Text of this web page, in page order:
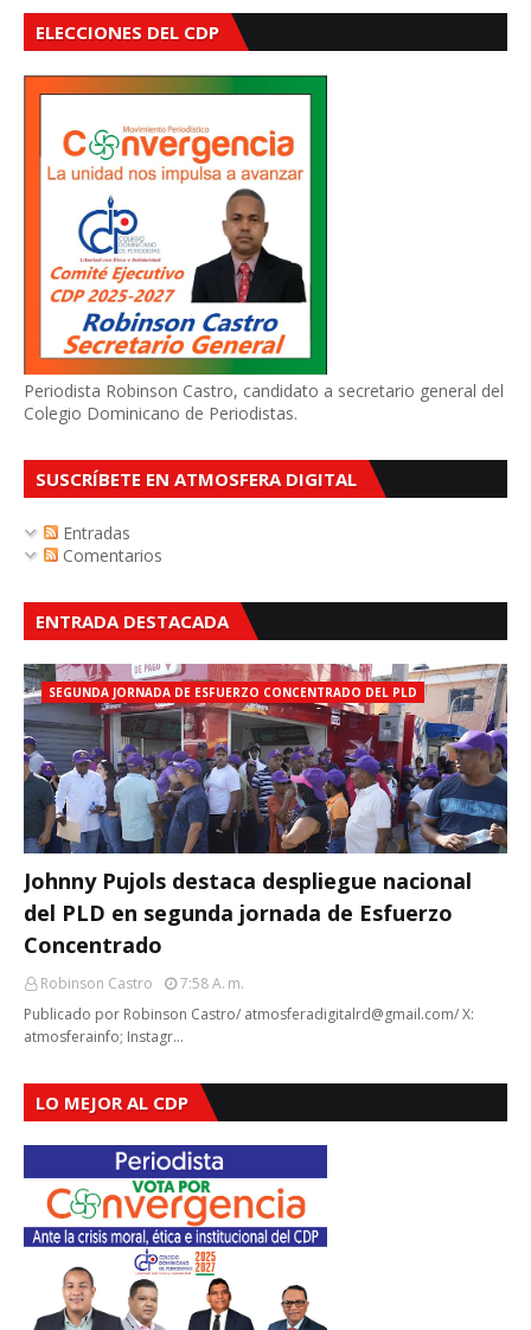
ELECCIONES DEL CDP
Periodista Robinson Castro, candidato a secretario general del
Colegio Dominicano de Periodistas.
SUSCRÍBETE EN ATMOSFERA DIGITAL
Entradas
Comentarios
ENTRADA DESTACADA
SEGUNDA JORNADA DE ESFUERZO CONCENTRADO DEL PLD
Johnny Pujols destaca despliegue nacional
del PLD en segunda jornada de Esfuerzo
Concentrado
Robinson Castro
7:58 A. M.
Publicado por Robinson Castro/ atmosferadigitalrd@gmail.com/ X:
atmosferainfo; Instagr…
LO MEJOR AL CDP